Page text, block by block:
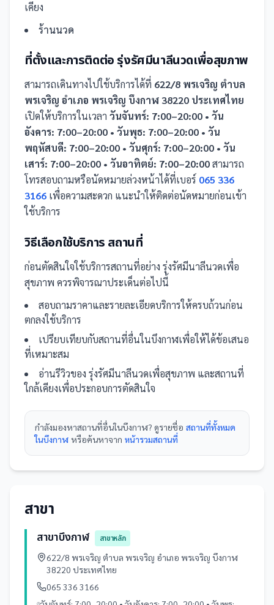
เคียง
ร้านนวด
ที่ตั้งและการติดต่อ รุ่งรัศมีนาลีนวดเพื่อสุขภาพ
สามารถเดินทางไปใช้บริการได้ที่ 622/8 พรเจริญ ตำบล
พรเจริญ อำเภอ พรเจริญ บึงกาฬ 38220 ประเทศไทย
เปิดให้บริการในเวลา วันจันทร์: 7:00–20:00 • วัน
อังคาร: 7:00–20:00 • วันพุธ: 7:00–20:00 • วัน
พฤหัสบดี: 7:00–20:00 • วันศุกร์: 7:00–20:00 • วัน
เสาร์: 7:00–20:00 • วันอาทิตย์: 7:00–20:00สามารถ
โทรสอบถามหรือนัดหมายล่วงหน้าได้ที่เบอร์ 065 336
3166 เพื่อความสะดวก แนะนำให้ติดต่อนัดหมายก่อนเข้า
ใช้บริการ
วิธีเลือกใช้บริการ สถานที่
ก่อนตัดสินใจใช้บริการสถานที่อย่าง รุ่งรัศมีนาลีนวดเพื่อ
สุขภาพ ควรพิจารณาประเด็นต่อไปนี้
สอบถามราคาและรายละเอียดบริการให้ครบถ้วนก่อน
ตกลงใช้บริการ
เปรียบเทียบกับสถานที่อื่นในบึงกาฬเพื่อให้ได้ข้อเสนอ
ที่เหมาะสม
อ่านรีวิวของ รุ่งรัศมีนาลีนวดเพื่อสุขภาพ และสถานที่
ใกล้เคียงเพื่อประกอบการตัดสินใจ
กำลังมองหาสถานที่อื่นในบึงกาฬ? ดูรายชื่อ สถานที่ทั้งหมด
ในบึงกาฬ หรือค้นหาจาก หน้ารวมสถานที่
สาขา
สาขาบึงกาฬ
สาขาหลัก
622/8 พรเจริญ ตำบล พรเจริญ อำเภอ พรเจริญ บึงกาฬ
38220 ประเทศไทย
065 336 3166